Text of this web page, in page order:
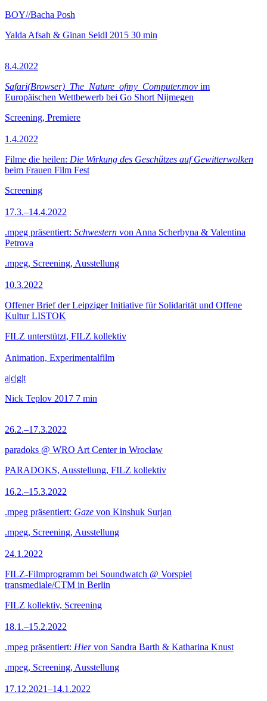
BOY//Bacha Posh
Yalda Afsah & Ginan Seidl 2015 30 min
8.4.2022
Safari(Browser)_The_Nature_ofmy_Computer.mov im
Europäischen Wettbewerb bei Go Short Nijmegen
Screening, Premiere
1.4.2022
Filme die heilen: Die Wirkung des Geschützes auf Gewitterwolken
beim Frauen Film Fest
Screening
17.3.–14.4.2022
.mpeg präsentiert: Schwestern von Anna Scherbyna & Valentina
Petrova
.mpeg, Screening, Ausstellung
10.3.2022
Offener Brief der Leipziger Initiative für Solidarität und Offene
Kultur LISTOK
FILZ unterstützt, FILZ kollektiv
Animation, Experimentalfilm
a|c|g|t
Nick Teplov 2017 7 min
26.2.–17.3.2022
paradoks @ WRO Art Center in Wrocław
PARADOKS, Ausstellung, FILZ kollektiv
16.2.–15.3.2022
.mpeg präsentiert: Gaze von Kinshuk Surjan
.mpeg, Screening, Ausstellung
24.1.2022
FILZ-Filmprogramm bei Soundwatch @ Vorspiel
transmediale/CTM in Berlin
FILZ kollektiv, Screening
18.1.–15.2.2022
.mpeg präsentiert: Hiervon Sandra Barth & Katharina Knust
.mpeg, Screening, Ausstellung
17.12.2021–14.1.2022